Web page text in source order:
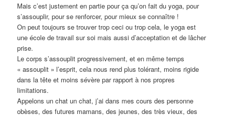
Mais c’est justement en partie pour ça qu’on fait du yoga, pour
s’assouplir, pour se renforcer, pour mieux se connaître !
On peut toujours se trouver trop ceci ou trop cela, le yoga est
une école de travail sur soi mais aussi d’acceptation et de lâcher
prise.
Le corps s’assouplit progressivement, et en même temps
« assouplit » l’esprit, cela nous rend plus tolérant, moins rigide
dans la tête et moins sévère par rapport à nos propres
limitations.
Appelons un chat un chat, j’ai dans mes cours des personne
obèses, des futures mamans, des jeunes, des très vieux, des